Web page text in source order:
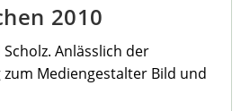
2010
Anlässlich der
Mediengestalter Bild und